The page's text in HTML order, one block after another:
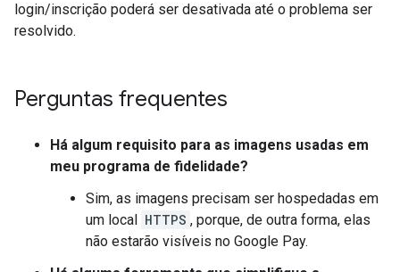
login/inscrição poderá ser desativada até o problema ser
resolvido.
Perguntas frequentes
Há algum requisito para as imagens usadas em
meu programa de fidelidade?
Sim, as imagens precisam ser hospedadas em
um local HTTPS , porque, de outra forma, elas
não estarão visíveis no Google Pay.